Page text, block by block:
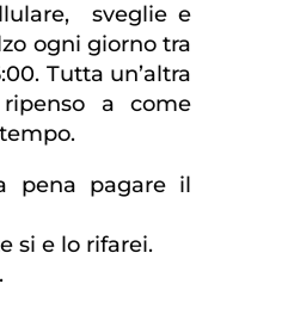
sveglie e
ogni giorno tra
Tutta un’altra
a come
pena pagare il
si e lo rifarei.